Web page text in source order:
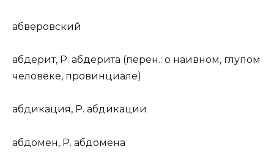
абверовский
абдерит, Р. абдерита (перен.: о наивном, глупом
человеке, провинциале)
абдикация, Р. абдикации
абдомен, Р. абдомена